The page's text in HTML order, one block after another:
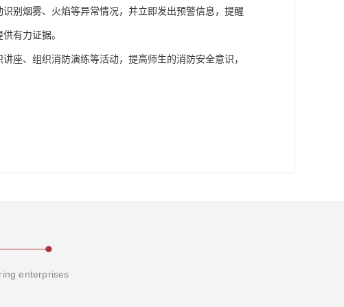
别烟雾、火焰等异常情况，并立即发出预警信息，提醒
有力证据。
座、组织消防演练等活动，提高师生的消防安全意识，
enterprises